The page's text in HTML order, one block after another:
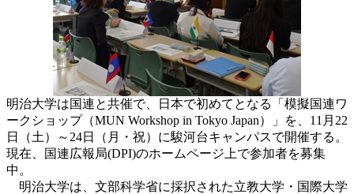
明治大学は国連と共催で、日本で初めてとなる「模擬国連ワ
ークショップ（MUN Workshop in Tokyo Japan）」を、11月22
日（土）～24日（月・祝）に駿河台キャンパスで開催する。
現在、国連広報局(DPI)のホームページ上で参加者を募集
中。
明治大学は、文部科学省に採択された立教大学・国際大学